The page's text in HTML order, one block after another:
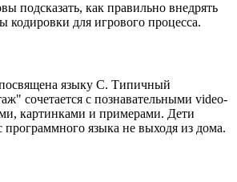
подсказать, как правильно внедрять
кодировки для игрового процесса.
языку C. Типичный
сочетается с познавательными video-
картинками и примерами. Дети
программного языка не выходя из дома.